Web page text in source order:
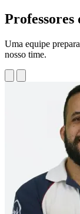
Professores
Uma equipe
nosso time.